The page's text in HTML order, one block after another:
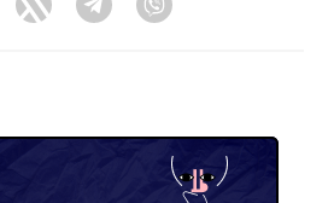
FacebookTwitter Telegram